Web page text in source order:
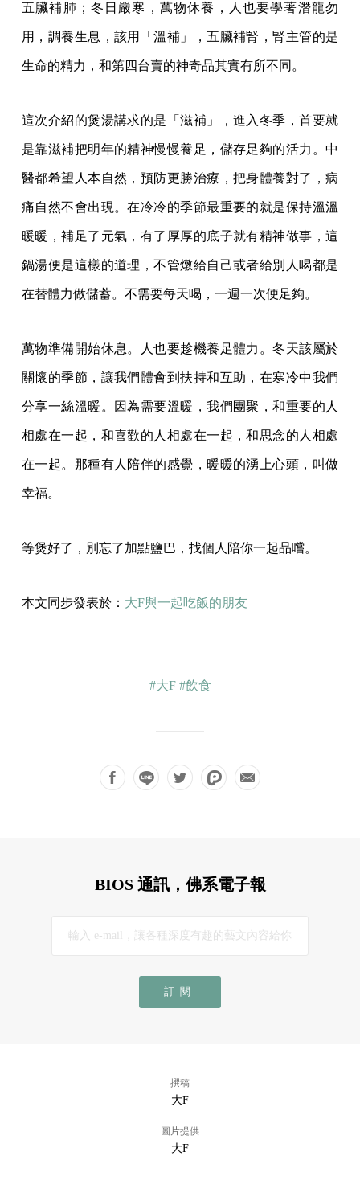
五臟補肺；冬日嚴寒，萬物休養，人也要學著潛龍勿
用，調養生息，該用「溫補」，五臟補腎，腎主管的是
生命的精力，和第四台賣的神奇品其實有所不同。
這次介紹的煲湯講求的是「滋補」，進入冬季，首要就
是靠滋補把明年的精神慢慢養足，儲存足夠的活力。中
醫都希望人本自然，預防更勝治療，把身體養對了，病
痛自然不會出現。在冷冷的季節最重要的就是保持溫溫
暖暖，補足了元氣，有了厚厚的底子就有精神做事，這
鍋湯便是這樣的道理，不管燉給自己或者給別人喝都是
在替體力做儲蓄。不需要每天喝，一週一次便足夠。
萬物準備開始休息。人也要趁機養足體力。冬天該屬於
關懷的季節，讓我們體會到扶持和互助，在寒冷中我們
分享一絲溫暖。因為需要溫暖，我們團聚，和重要的人
相處在一起，和喜歡的人相處在一起，和思念的人相處
在一起。那種有人陪伴的感覺，暖暖的湧上心頭，叫做
幸福。
等煲好了，別忘了加點鹽巴，找個人陪你一起品嚐。
本文同步發表於： 大F與一起吃飯的朋友
#大F #飲食
BIOS 通訊，佛系電子報
訂閱
撰稿
大F
圖片提供
大F